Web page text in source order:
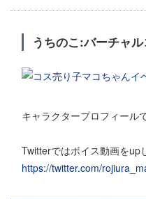
うちのこ:バーチャ
キャラクタープロフィール
Twitterではボイス動画をup
https://twitter.com/